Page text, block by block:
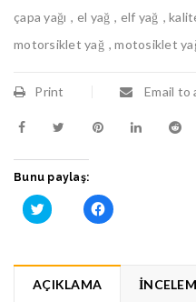
çapa yağı , el yağ , elf yağ ,
motorsiklet yağ ,motosiklet
Print Email to
Bunu paylaş:
T
w
r
ü
z
F
a
o
AÇIKLAMA